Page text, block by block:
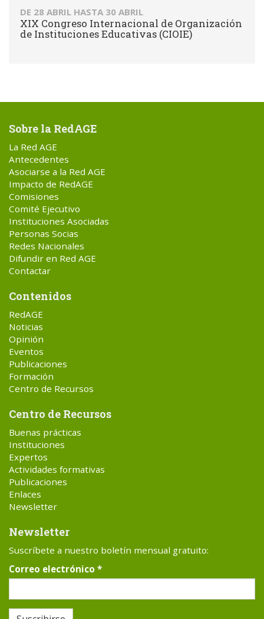
DE 28 ABRIL HASTA 30 ABRIL
XIX Congreso Internacional de Organización
de Instituciones Educativas (CIOIE)
Sobre la RedAGE
La Red AGE
Antecedentes
Asociarse a la Red AGE
Impacto de RedAGE
Comisiones
Comité Ejecutivo
Instituciones Asociadas
Personas Socias
Redes Nacionales
Difundir en Red AGE
Contactar
Contenidos
RedAGE
Noticias
Opinión
Eventos
Publicaciones
Formación
Centro de Recursos
Centro de Recursos
Buenas prácticas
Instituciones
Expertos
Actividades formativas
Publicaciones
Enlaces
Newsletter
Newsletter
Suscríbete a nuestro boletín mensual gratuito:
Correo electrónico *